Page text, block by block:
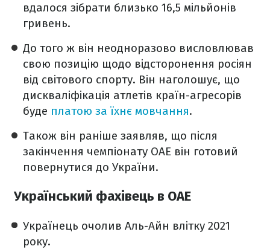
вдалося зібрати близько 16,5 мільйонів
гривень.
До того ж він неодноразово висловлював
свою позицію щодо відсторонення росіян
від світового спорту. Він наголошує, що
дискваліфікація атлетів країн-агресорів
буде платою за їхнє мовчання.
Також він раніше заявляв, що після
закінчення чемпіонату ОАЕ він готовий
повернутися до України.
Український фахівець в ОАЕ
Українець очолив Аль-Айн влітку 2021
року.